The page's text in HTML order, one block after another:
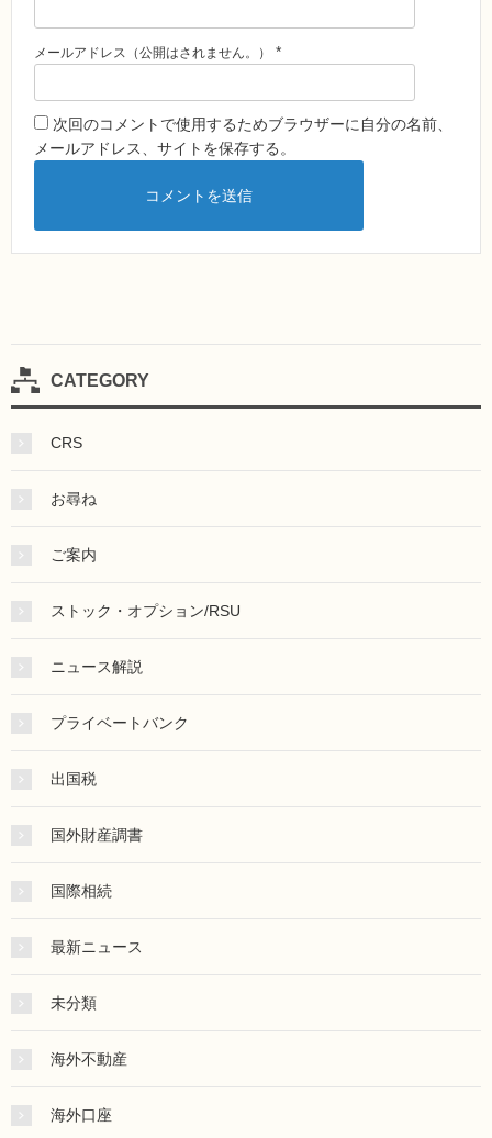
メールアドレス（公開はされません。） *
次回のコメントで使用するためブラウザーに自分の名前、
メールアドレス、サイトを保存する。
CATEGORY
CRS
お尋ね
ご案内
ストック・オプション/RSU
ニュース解説
プライベートバンク
出国税
国外財産調書
国際相続
最新ニュース
未分類
海外不動産
海外口座